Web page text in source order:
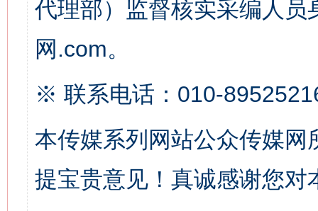
代理部）监督核实采编人员
网.com。
※ 联系电话：010-
本传媒系列网站公众传媒
提宝贵意见！真诚感谢您
这是一记警钟！ 谢